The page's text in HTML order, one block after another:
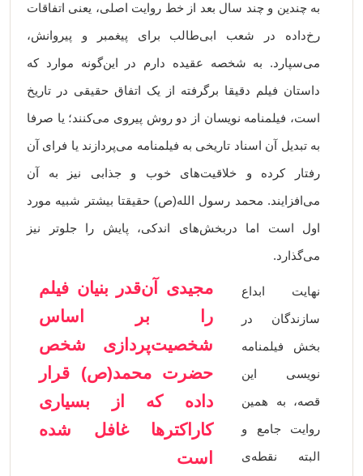
به چندین و چند سال بعد از خط روایت اصلی، یعنی اتفاقات
رخ‌داده در شعب ابی‌طالب برای پیغمبر و پیروانش،
می‌سپارد. به شخصه عقیده دارم در این‌گونه موارد که
داستان فیلم دقیقا برگرفته از یک اتفاق حقیقی در تاریخ
است، فیلمنامه نویسان از دو روش پیروی می‌کنند؛ یا صرفا
به تبدیل آن اسناد تاریخی به فیلمنامه می‌پردازند یا فرای آن
رفتار کرده و خلاقیت‌های خوب و جذابی نیز به آن
می‌افزایند. محمد رسول الله(ص) حقیقتا بیشتر شبیه مورد
اول است اما دربخش‌های اندکی، پایش را جلوتر نیز
می‌گذارد.
مجیدی آن‌قدر بنیان فیلم
را بر اساس
شخصیت‌پردازی شخص
حضرت محمد(ص) قرار
داده که از بسیاری
کاراکترها غافل شده
است
نهایت ابداع
سازندگان در
بخش فیلمنامه
نویسی این
قصه، به همین
روایت جامع و
البته نقطه‌ی